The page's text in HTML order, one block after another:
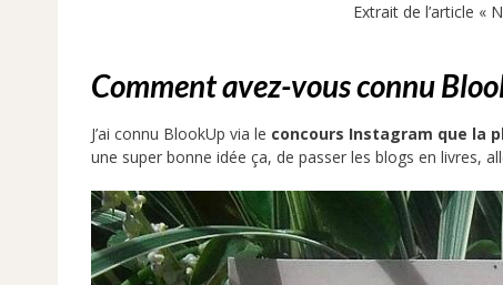
Extrait de l’article «
Comment avez-vous connu
J’ai connu BlookUp via le concours Instagram que la
une super bonne idée ça, de passer les blogs en livres,